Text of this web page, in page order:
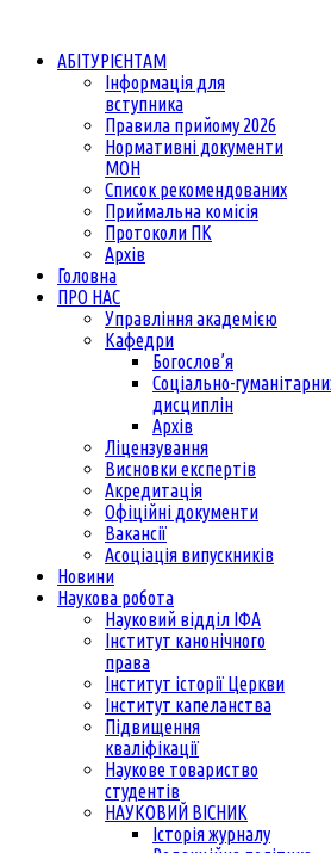
АБІТУРІЄНТАМ
Інформація для
вступника
Правила прийому 2026
Нормативні документи
МОН
Список рекомендованих
Приймальна комісія
Протоколи ПК
Архів
Головна
ПРО НАС
Управління академією
Кафедри
Богослов’я
Соціально-
дисциплін
Архів
Ліцензування
Висновки експертів
Акредитація
Офіційні документи
Вакансії
Асоціація випускників
Новини
Наукова робота
Науковий відділ ІФА
Інститут канонічного
права
Інститут історії Церкви
Інститут капеланства
Підвищення
кваліфікації
Наукове товариство
студентів
НАУКОВИЙ ВІСНИК
Історія журналу